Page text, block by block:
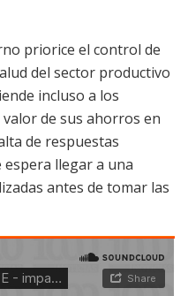
priorice el control de
del sector productivo
incluso a los
de sus ahorros en
de respuestas
espera llegar a una
antes de tomar las